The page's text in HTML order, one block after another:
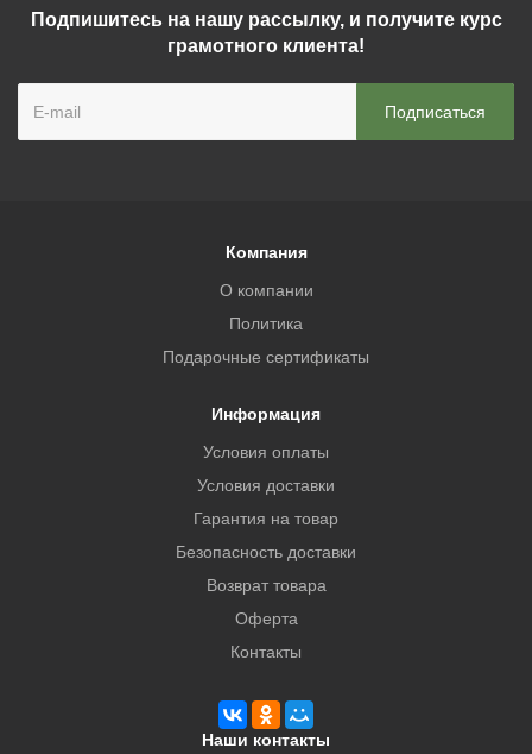
Подпишитесь на нашу рассылку, и получите курс
грамотного клиента!
Компания
О компании
Политика
Подарочные сертификаты
Информация
Условия оплаты
Условия доставки
Гарантия на товар
Безопасность доставки
Возврат товара
Оферта
Контакты
Наши контакты